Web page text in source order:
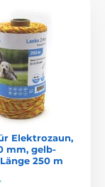
Elektrozaun,
mm, gelb-
250 m